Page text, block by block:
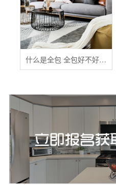
什么是全包 全包好不好 全包装修注意事项有哪些